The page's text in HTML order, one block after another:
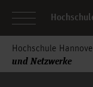
Hochschule
und Netzwerke